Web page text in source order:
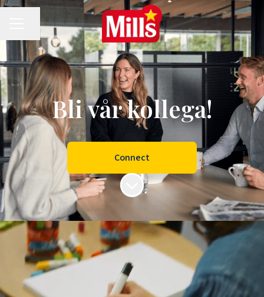
KARRIEREMENY
Del siden
Bli vår kollega!
Connect
Bla til innholdet
Om oss